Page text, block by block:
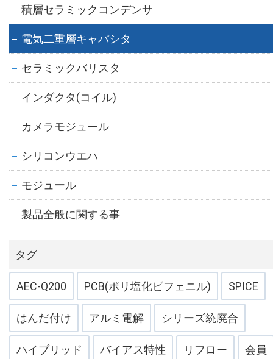
積層セラミックコンデンサ
電気二重層キャパシタ
セラミックバリスタ
インダクタ(コイル)
カメラモジュール
シリコンウエハ
モジュール
製品全般に関する事
タグ
AEC-Q200 PCB(ポリ塩化ビフェニル) SPICE
はんだ付け アルミ電解 シリーズ統廃合
ハイブリッド バイアス特性 リフロー 会員